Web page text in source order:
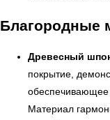
Благородные
Древесный
покрытие,
обеспечивающее
Материал